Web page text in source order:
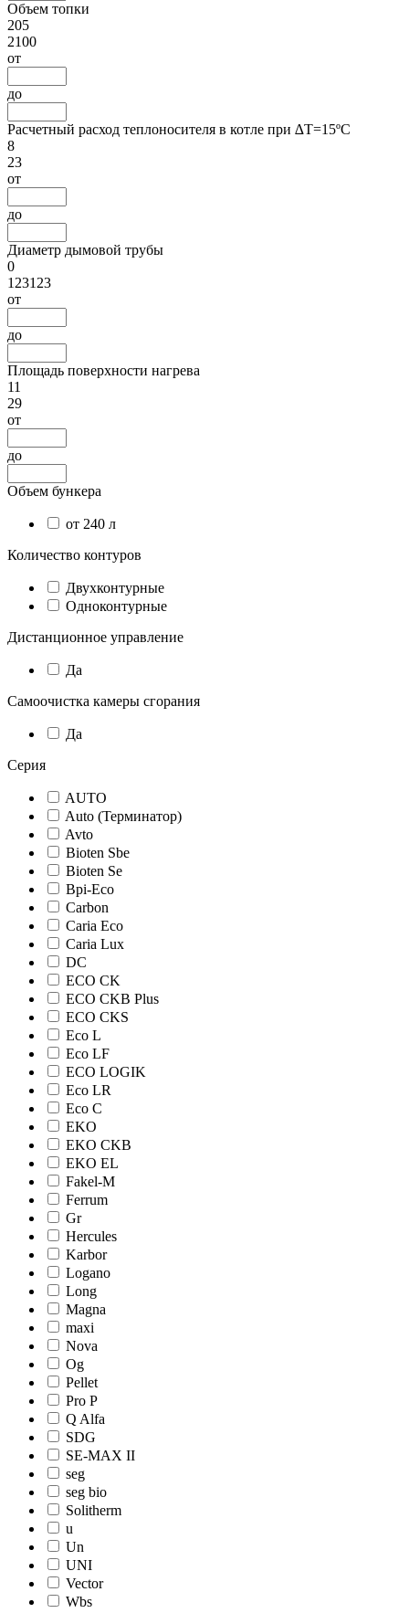
Объем топки
205
2100
от
до
Расчетный расход теплоносителя в котле при ∆Т=15ºС
8
23
от
до
Диаметр дымовой трубы
0
123123
от
до
Площадь поверхности нагрева
11
29
от
до
Объем бункера
от 240 л
Количество контуров
Двухконтурные
Одноконтурные
Дистанционное управление
Да
Самоочистка камеры сгорания
Да
Серия
AUTO
Auto (Терминатор)
Avto
Bioten Sbe
Bioten Se
Bpi-Eco
Carbon
Caria Eco
Caria Lux
DC
ECO CK
ECO CKB Plus
ECO CKS
Eco L
Eco LF
ECO LOGIK
Eco LR
Eco С
EKO
EKO CKB
EKO EL
Fakel-M
Ferrum
Gr
Hercules
Karbor
Logano
Long
Magna
maxi
Nova
Og
Pellet
Pro Р
Q Alfa
SDG
SE-MAX II
seg
seg bio
Solitherm
u
Un
UNI
Vector
Wbs